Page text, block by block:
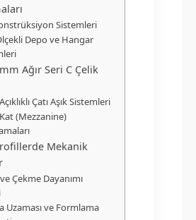
Sistemleri
Depo ve Hangar
Ağır Seri C Çelik
Çatı Aşık Sistemleri
(Mezzanine)
Mekanik
Çekme Dayanımı
Uzaması ve Formlama